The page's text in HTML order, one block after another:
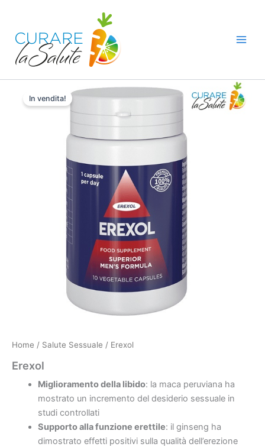
contenuto
In vendita!
Home / Salute Sessuale / Erexol
Erexol
Miglioramento della libido: la maca peruviana ha
mostrato un incremento del desiderio sessuale in
studi controllati
Supporto alla funzione erettile: il ginseng ha
dimostrato effetti positivi sulla qualità dell’erezione